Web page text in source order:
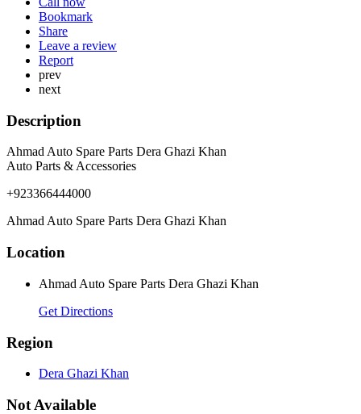
Bookmark
Share
Leave a review
Report
prev
next
Description
Ahmad Auto Spare Parts Dera Ghazi Khan
Auto Parts & Accessories
+923366444000
Ahmad Auto Spare Parts Dera Ghazi Khan
Location
Ahmad Auto Spare Parts Dera Ghazi Khan
Get Directions
Region
Dera Ghazi Khan
Not Available